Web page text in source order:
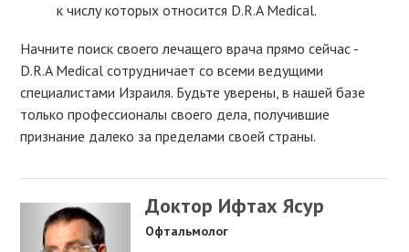
к числу которых относится D.R.A Medical.
Начните поиск своего лечащего врача прямо сейчас -
D.R.A Medical сотрудничает со всеми ведущими
специалистами Израиля. Будьте уверены, в нашей базе
только профессионалы своего дела, получившие
признание далеко за пределами своей страны.
Доктор Ифтах Ясур
Офтальмолог